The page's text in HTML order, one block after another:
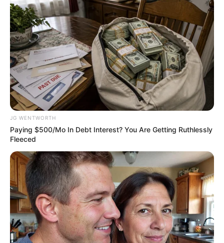
ดูดวงรายวัน
อ.รักษ์เลขเด็ด งวด 2 – 15 พ.ค. 68
รางวัลใหญ่ใกล้ฉัน จะเป็นของใคร ?
MThai เชื่อในสิ่งที่ทำ ทำในสิ่งที่เชื่อ
รับข่าวสารเลขมงคล สถิติเลขดัง ดวงรายวัน รายเดือน รายปี
พร้อมแนะนำวิธีเสริมดวง
ลุ้นรับรางวัลจากกิจกรรมเสริมความเป็นมงคลให้กับตัวท่านเอง
JG WENTWORTH
Paying $500/Mo In Debt Interest? You Are Getting Ruthlessly
Fleeced